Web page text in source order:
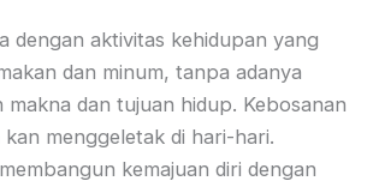
dengan aktivitas kehidupan yang
dan minum, tanpa adanya
makna dan tujuan hidup. Kebosanan
menggeletak di hari-hari.
kemajuan diri dengan